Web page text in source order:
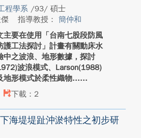
程學系 /93/ 碩士
指導教授： 簡仲和
要在使用「台南七股段防風
護工法探討」計畫有關動床水
中之波浪、地形數據，探討
波浪模式、Larson(1988)
地形模式於柔性織物...
下載：2
海堤堤趾沖淤特性之初步研